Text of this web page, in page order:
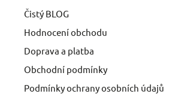
Čistý BLOG
Hodnocení obchodu
Doprava a platba
Obchodní podmínky
Podmínky ochrany osobních údajů